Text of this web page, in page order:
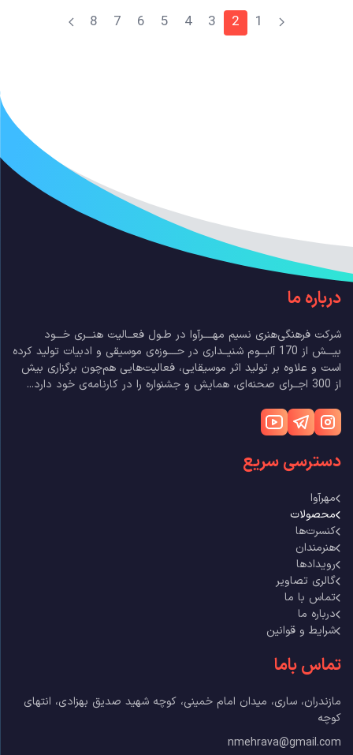
1
2
3
4
5
6
7
8
درباره ما
شرکت فرهنگی‌هنری نسیم مهــــرآوا در طـول فعــالیت هنـــری خـــود
بیـــش از 170 آلبـــوم شنیــداری در حــــوزه‌ی موسیقی و ادبیات تولید کرده
است و علاوه بر تولید اثر موسیقایی، فعالیت‌هایی هم‌چون برگزاری بیش
از 300 اجــرای صحنه‌ای، همایش و جشنواره را در کارنامه‌ی خود دارد...
دسترسی سریع
مهرآوا
محصولات
کنسرت‌ها
هنرمندان
رویدادها
گالری تصاویر
تماس با ما
درباره ما
شرایط و قوانین
تماس باما
مازندران، ساری، میدان امام خمینی، کوچه شهید صدیق بهزادی، انتهای
کوچه
nmehrava@gmail.com